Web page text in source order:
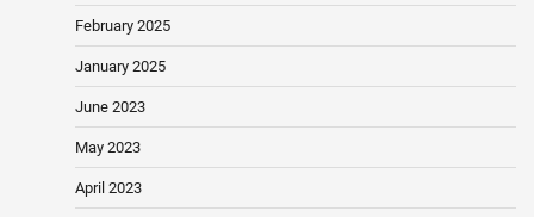
February 2025
January 2025
June 2023
May 2023
April 2023